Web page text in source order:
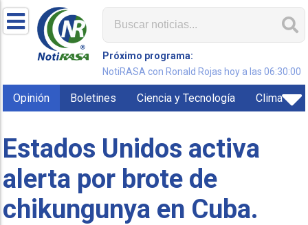
Próximo programa:
NotiRASA con Ronald Rojas hoy a las 06:30:00
Opinión Boletines Ciencia y Tecnología Clima
Estados Unidos activa
alerta por brote de
chikungunya en Cuba.